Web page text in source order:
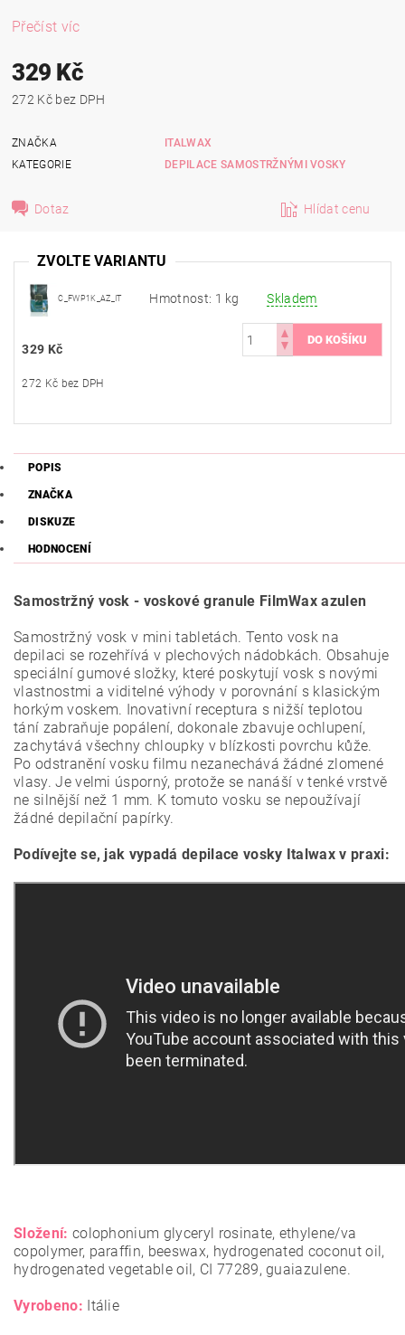
Přečíst víc
329 Kč
272 Kč bez DPH
ZNAČKA
ITALWAX
KATEGORIE
DEPILACE SAMOSTRŽNÝMI VOSKY
Dotaz Hlídat cenu
ZVOLTE VARIANTU
C_FWP1K_AZ_IT Hmotnost: 1 kg Skladem
329 Kč
272 Kč bez DPH
POPIS
ZNAČKA
DISKUZE
HODNOCENÍ
Samostržný vosk - voskové granule FilmWax azulen
Samostržný vosk v mini tabletách. Tento vosk na
depilaci se rozehřívá v plechových nádobkách. Obsahuje
speciální gumové složky, které poskytují vosk s novými
vlastnostmi a viditelné výhody v porovnání s klasickým
horkým voskem. Inovativní receptura s nižší teplotou
tání zabraňuje popálení, dokonale zbavuje ochlupení,
zachytává všechny chloupky v blízkosti povrchu kůže.
Po odstranění vosku filmu nezanechává žádné zlomené
vlasy. Je velmi úsporný, protože se nanáší v tenké vrstvě
ne silnější než 1 mm. K tomuto vosku se nepoužívají
žádné depilační papírky.
Podívejte se, jak vypadá depilace vosky Italwax v praxi:
Složení: colophonium glyceryl rosinate, ethylene/va
copolymer, paraffin, beeswax, hydrogenated coconut oil,
hydrogenated vegetable oil, CI 77289, guaiazulene.
Vyrobeno: Itálie